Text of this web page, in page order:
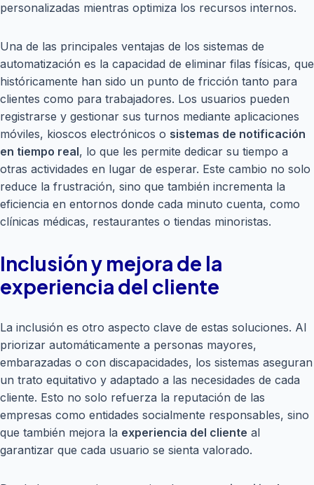
personalizadas mientras optimiza los recursos internos.
Una de las principales ventajas de los sistemas de
automatización es la capacidad de eliminar filas físicas, que
históricamente han sido un punto de fricción tanto para
clientes como para trabajadores. Los usuarios pueden
registrarse y gestionar sus turnos mediante aplicaciones
móviles, kioscos electrónicos o sistemas de notificación
en tiempo real, lo que les permite dedicar su tiempo a
otras actividades en lugar de esperar. Este cambio no solo
reduce la frustración, sino que también incrementa la
eficiencia en entornos donde cada minuto cuenta, como
clínicas médicas, restaurantes o tiendas minoristas.
Inclusión y mejora de la
experiencia del cliente
La inclusión es otro aspecto clave de estas soluciones. Al
priorizar automáticamente a personas mayores,
embarazadas o con discapacidades, los sistemas aseguran
un trato equitativo y adaptado a las necesidades de cada
cliente. Esto no solo refuerza la reputación de las
empresas como entidades socialmente responsables, sino
que también mejora la experiencia del cliente al
garantizar que cada usuario se sienta valorado.